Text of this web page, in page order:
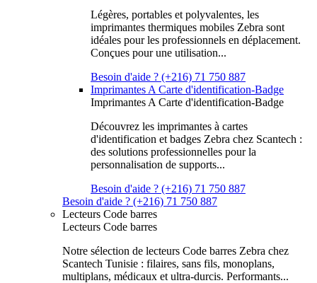
Légères, portables et polyvalentes, les
imprimantes thermiques mobiles Zebra sont
idéales pour les professionnels en déplacement.
Conçues pour une utilisation...
Besoin d'aide ? (+216) 71 750 887
Imprimantes A Carte d'identification-Badge
Imprimantes A Carte d'identification-Badge
Découvrez les imprimantes à cartes
d'identification et badges Zebra chez Scantech :
des solutions professionnelles pour la
personnalisation de supports...
Besoin d'aide ? (+216) 71 750 887
Besoin d'aide ? (+216) 71 750 887
Lecteurs Code barres
Lecteurs Code barres
Notre sélection de lecteurs Code barres Zebra chez
Scantech Tunisie : filaires, sans fils, monoplans,
multiplans, médicaux et ultra-durcis. Performants...